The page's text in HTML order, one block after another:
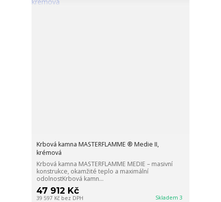
Krbová kamna MASTERFLAMME ® Medie II,
krémová
Krbová kamna MASTERFLAMME MEDIE – masivní
konstrukce, okamžité teplo a maximální
odolnostKrbová kamn...
47 912 Kč
39 597 Kč bez DPH Skladem 3